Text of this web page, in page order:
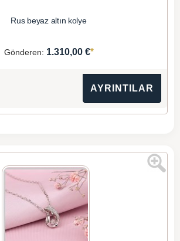
Rus beyaz altın kolye
Gönderen: 1.310,00 €*
AYRINTILAR